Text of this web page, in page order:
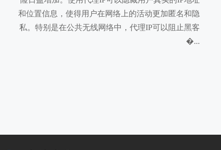
和位置信息，使得用户在网络上的活动更加匿名和隐
私。特别是在公共无线网络中，代理IP可以阻止黑客
�...